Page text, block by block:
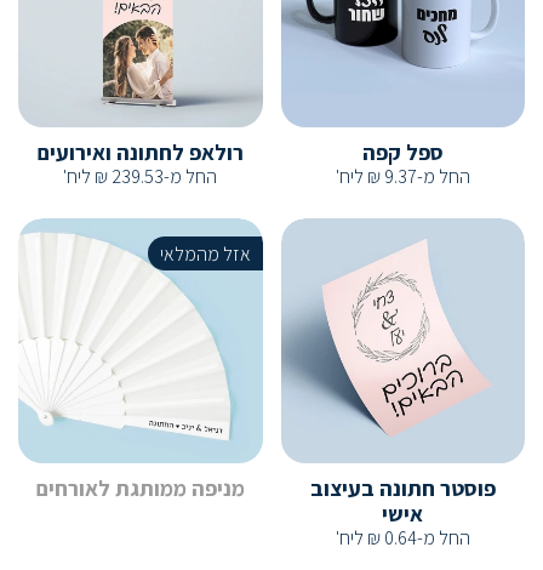
ספל קפה
החל מ-9.37
₪ ליח'
רולאפ לחתונה ואירועים
החל מ-239.53
₪ ליח'
פוסטר חתונה בעיצוב
אישי
החל מ-0.64
₪ ליח'
אזל מהמלאי
מניפה ממותגת לאורחים